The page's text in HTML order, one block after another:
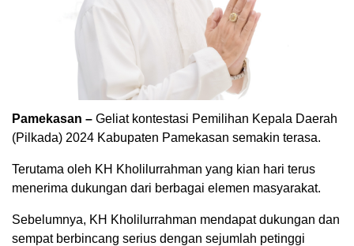
Pamekasan – Geliat kontestasi Pemilihan Kepala Daerah
(Pilkada) 2024 Kabupaten Pamekasan semakin terasa.
Terutama oleh KH Kholilurrahman yang kian hari terus
menerima dukungan dari berbagai elemen masyarakat.
Sebelumnya, KH Kholilurrahman mendapat dukungan dan
sempat berbincang serius dengan sejumlah petinggi